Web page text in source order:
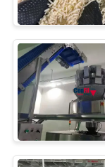
SOBRE
NOSOTROS
VIAJE
DE
LA
FÁBRICA